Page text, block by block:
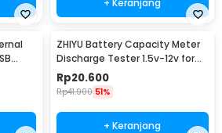
ZHIYU Battery Capacity Meter
Discharge Tester 1.5v-12v for
18650 - HW-586
Rp20.600
Rp41.900 51%
+ Keranjang